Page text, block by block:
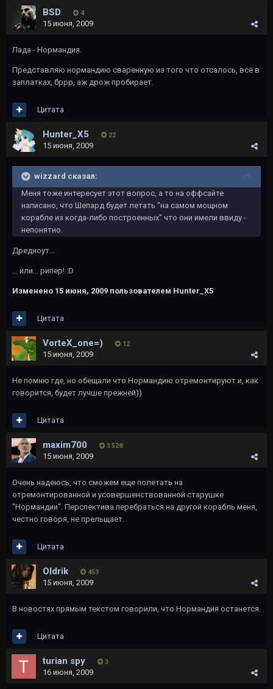
BSD 4
15 июня, 2009
Лада - Нормандия.
Представляю нормандию сваренную из того что отсалось, всё в
заплатках, бррр, аж дрож пробирает.
Цитата
Hunter_X5 22
15 июня, 2009
wizzard сказал:
Меня тоже интересует этот вопрос, а то на оффсайте
написано, что Шепард будет летать "на самом мощном
корабле из когда-либо построенных" что они имели ввиду -
непонятно.
Дредноут...
... или... рипер! :D
Изменено 15 июня, 2009 пользователем Hunter_X5
Цитата
VorteX_one=) 12
15 июня, 2009
Не помню где, но обещали что Нормандию отремонтируют и, как
говорится, будет лучше прежней))
Цитата
maxim700 3 528
15 июня, 2009
Очень надеюсь, что сможем еще полетать на
отремонтированной и усовершенствованной старушке
"Нормандии". Перспектива перебраться на другой корабль меня,
честно говоря, не прельщает.
Цитата
Oldrik 453
15 июня, 2009
В новостях прямым текстом говорили, что Нормандия останется.
Цитата
turian spy 3
16 июня, 2009